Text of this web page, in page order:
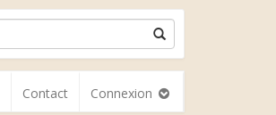
Contact Connexion